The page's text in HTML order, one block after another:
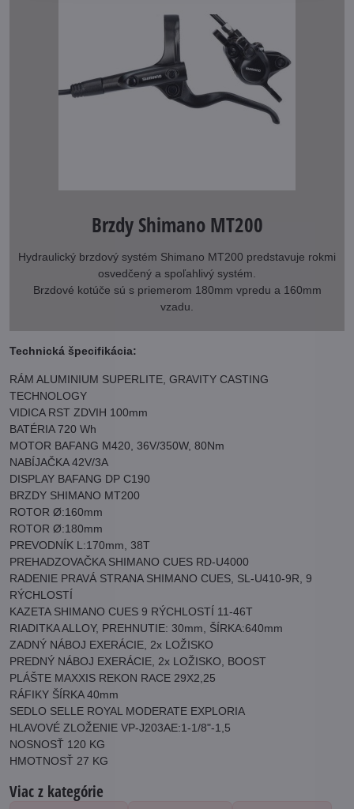
Brzdy Shimano MT200
Hydraulický brzdový systém Shimano MT200 predstavuje rokmi
osvedčený a spoľahlivý systém.
Brzdové kotúče sú s priemerom 180mm vpredu a 160mm
vzadu.
Technická špecifikácia:
RÁM ALUMINIUM SUPERLITE, GRAVITY CASTING
TECHNOLOGY
VIDICA RST ZDVIH 100mm
BATÉRIA 720 Wh
MOTOR BAFANG M420, 36V/350W, 80Nm
NABÍJAČKA 42V/3A
DISPLAY BAFANG DP C190
BRZDY SHIMANO MT200
ROTOR Ø:160mm
ROTOR Ø:180mm
PREVODNÍK L:170mm, 38T
PREHADZOVAČKA SHIMANO CUES RD-U4000
RADENIE PRAVÁ STRANA SHIMANO CUES, SL-U410-9R, 9
RÝCHLOSTÍ
KAZETA SHIMANO CUES 9 RÝCHLOSTÍ 11-46T
RIADITKA ALLOY, PREHNUTIE: 30mm, ŠÍRKA:640mm
ZADNÝ NÁBOJ EXERÁCIE, 2x LOŽISKO
PREDNÝ NÁBOJ EXERÁCIE, 2x LOŽISKO, BOOST
PLÁŠTE MAXXIS REKON RACE 29X2,25
RÁFIKY ŠÍRKA 40mm
SEDLO SELLE ROYAL MODERATE EXPLORIA
HLAVOVÉ ZLOŽENIE VP-J203AE:1-1/8"-1,5
NOSNOSŤ 120 KG
HMOTNOSŤ 27 KG
Viac z kategórie